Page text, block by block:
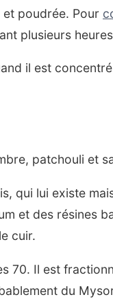
poudrée. Pour
plusieurs
il est
patchouli et
qui lui existe
et des résines
cuir.
70. Il est
du